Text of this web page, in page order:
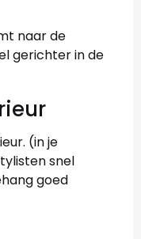
naar de
gerichter in de
(in je
snel
goed